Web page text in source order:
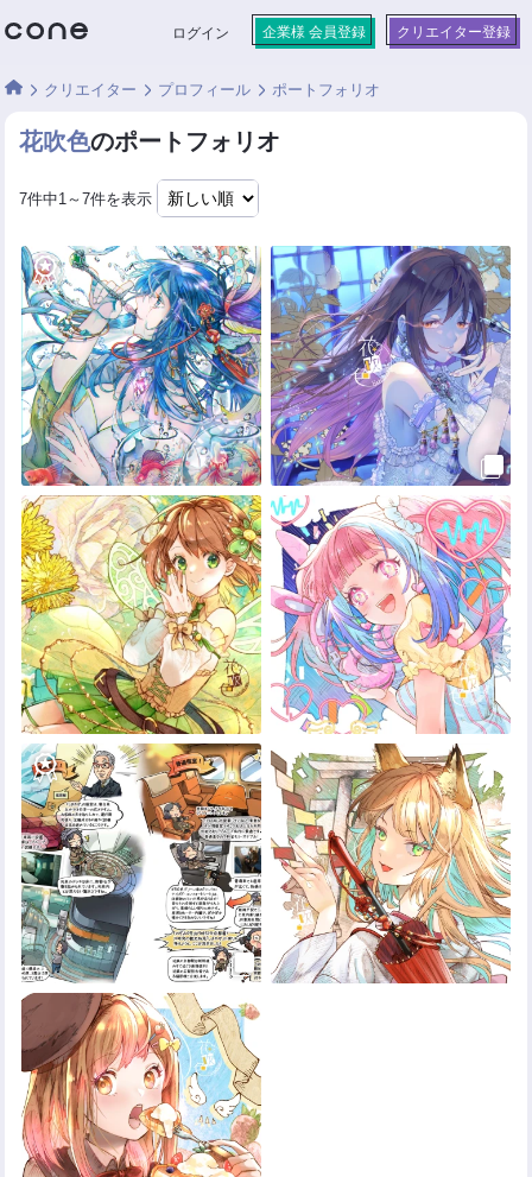
ログイン 企業様 会員登録 クリエイター登録
クリエイター プロフィール ポートフォリオ
花吹色のポートフォリオ
7件中1～7件を表示